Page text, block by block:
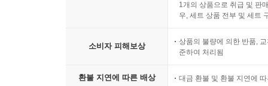
1개의 상품으로 취급 및 판
우, 세트 상품 전부 및 세트
소비자 피해보상
상품의 불량에 의한 반품,
준하여 처리됨
환불 지연에 따른 배상 대금 환불 및 환불 지연에